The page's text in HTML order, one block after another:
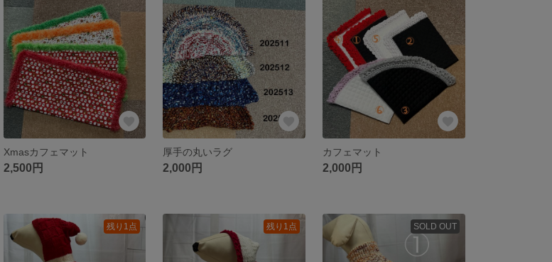
Xmasカフェマット
2,500円
厚手の丸いラグ
2,000円
カフェマット
2,000円
残り1点 残り1点 SOLD OUT